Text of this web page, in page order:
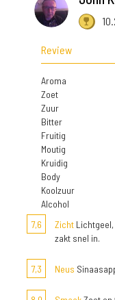
Review
Aroma
Zoet
Zuur
Bitter
Fruitig
Moutig
Kruidig
Body
Koolzuur
Alcohol
7,6
Zicht
zakt snel in.
7,3 Neus